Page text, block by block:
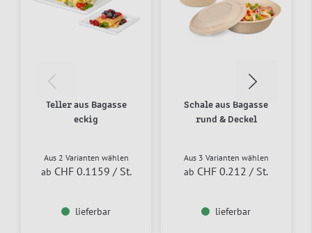
Teller aus Bagasse
eckig
Aus 2 Varianten wählen
ab CHF 0.1159 / St.
lieferbar
Schale aus Bagasse
rund & Deckel
Aus 3 Varianten wählen
ab CHF 0.212 / St.
lieferbar